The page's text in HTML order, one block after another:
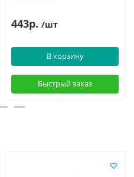
443р. /шт
В корзину
Быстрый заказ